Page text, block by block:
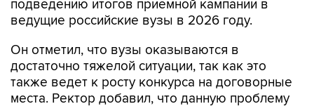
Он отметил, что вузы оказываются в
также ведет к росту конкурса на договорные
места. Ректор добавил, что данную проблему
надо решать в течение года, а не в ходе
приемной кампании.